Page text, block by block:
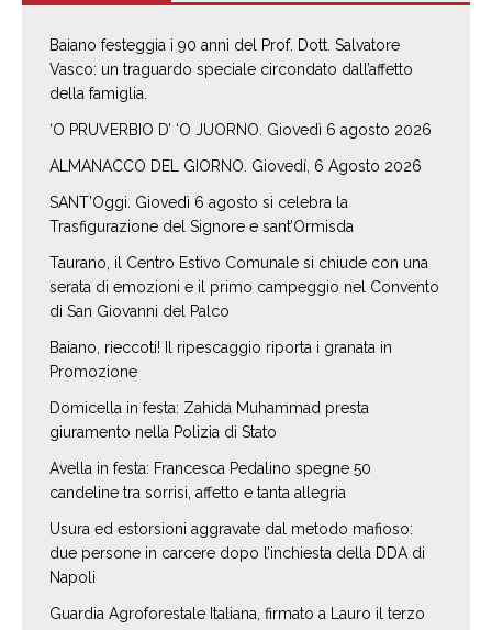
Baiano festeggia i 90 anni del Prof. Dott. Salvatore
Vasco: un traguardo speciale circondato dall’affetto
della famiglia.
‘O PRUVERBIO D’ ‘O JUORNO. Giovedì 6 agosto 2026
ALMANACCO DEL GIORNO. Giovedí, 6 Agosto 2026
SANT’Oggi. Giovedì 6 agosto si celebra la
Trasfigurazione del Signore e sant’Ormisda
Taurano, il Centro Estivo Comunale si chiude con una
serata di emozioni e il primo campeggio nel Convento
di San Giovanni del Palco
Baiano, rieccoti! Il ripescaggio riporta i granata in
Promozione
Domicella in festa: Zahida Muhammad presta
giuramento nella Polizia di Stato
Avella in festa: Francesca Pedalino spegne 50
candeline tra sorrisi, affetto e tanta allegria
Usura ed estorsioni aggravate dal metodo mafioso:
due persone in carcere dopo l’inchiesta della DDA di
Napoli
Guardia Agroforestale Italiana, firmato a Lauro il terzo